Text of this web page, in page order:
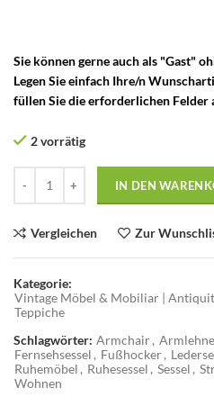
Sie können gerne auch als "Gast"
Legen Sie einfach Ihre/n
füllen Sie die erforderlichen Felder
2 vorrätig
IN DEN
Vergleichen Zur
Kategorie:
Vintage Möbel & Mobiliar |
Teppiche
Schlagwörter: Armchair,
Fernsehsessel , Fußhocker,
Ruhemöbel , Ruhesessel , Sessel ,
Wohnen